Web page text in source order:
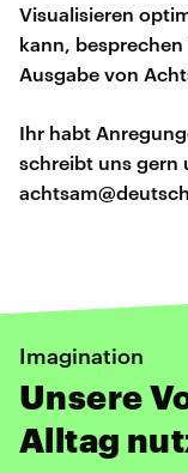
Visualisieren
kann,
Ausgabe von
Ihr habt
schreibt uns gern
Imagination
Unsere
Alltag